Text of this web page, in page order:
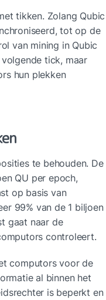
tikken. Zolang Qubic
tot op de
van mining in Qubic
tick, maar
hun plekken
te behouden. De
QU per epoch,
op basis van
99% van de 1 biljoen
gaat naar de
controleert.
computors voor de
al binnen het
is beperkt en